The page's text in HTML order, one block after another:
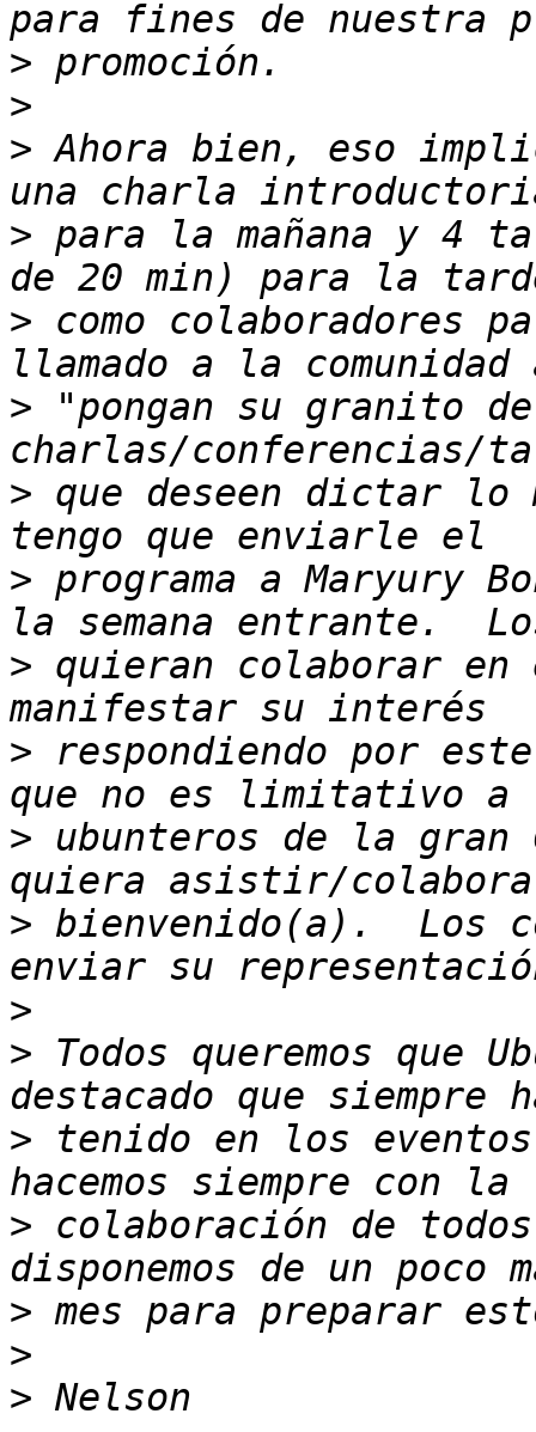
>
>
> Ahora bien, eso
> para la mañana y 4
> como colaboradores
> "pongan su granito
> que deseen dictar lo
> programa a Maryury
> quieran colaborar en
> respondiendo por
> ubunteros de la
> bienvenido(a).  Los
>
> Todos queremos que
> tenido en los
> colaboración de
>
>
>